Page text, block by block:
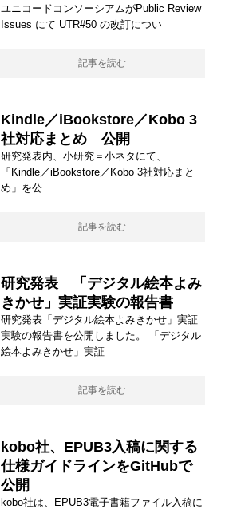
ユニコードコンソーシアムがPublic Review
Issues にて UTR#50 の改訂につい
記事を読む
Kindle／iBookstore／Kobo 3
社対応まとめ 公開
研究発表内、小研究＝小ネタにて、
「Kindle／iBookstore／Kobo 3社対応まと
め」を公
記事を読む
研究発表 「デジタル絵本よみ
きかせ」実証実験の報告書
研究発表「デジタル絵本よみきかせ」実証
実験の報告書を公開しました。 「デジタル
絵本よみきかせ」実証
記事を読む
kobo社、EPUB3入稿に関する
仕様ガイドラインをGitHubで
公開
kobo社は、EPUB3電子書籍ファイル入稿に